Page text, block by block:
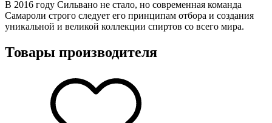
В 2016 году Сильвано не стало, но современная команда
Самароли строго следует его принципам отбора и создания
уникальной и великой коллекции спиртов со всего мира.
Товары производителя